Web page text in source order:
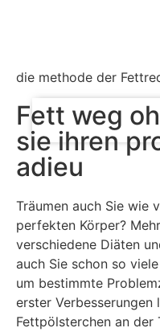
Jetzt beraten lassen
die methode der
Fett weg
sie ihren
adieu
Träumen auch Sie wie
perfekten Körper?
verschiedene Diäten
auch Sie schon so
um bestimmte
erster
Fettpölsterchen an der